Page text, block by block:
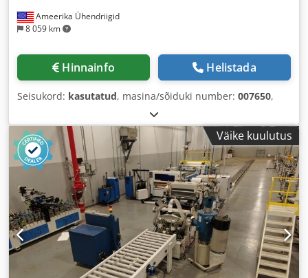
Ameerika Ühendriigid
8 059 km
Hinnainfo Helistada
Seisukord: kasutatud, masina/sõiduki number: 007650,
Väike kuulutus